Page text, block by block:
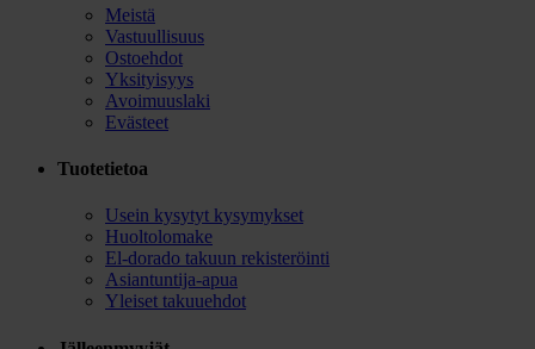
Meistä
Vastuullisuus
Ostoehdot
Yksityisyys
Avoimuuslaki
Evästeet
Tuotetietoa
Usein kysytyt kysymykset
Huoltolomake
El-dorado takuun rekisteröinti
Asiantuntija-apua
Yleiset takuuehdot